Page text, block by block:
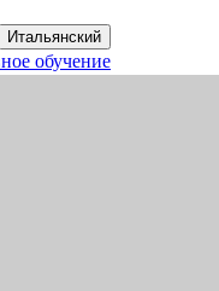
Итальянский
обучение